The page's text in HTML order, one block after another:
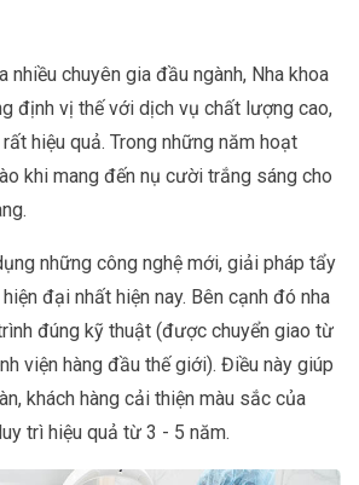
chuyên gia đầu ngành, Nha khoa
định vị thế với dịch vụ chất lượng cao,
hiệu quả. Trong những năm hoạt
khi mang đến nụ cười trắng sáng cho
những công nghệ mới, giải pháp tẩy
đại nhất hiện nay. Bên cạnh đó nha
đúng kỹ thuật (được chuyển giao từ
viện hàng đầu thế giới). Điều này giúp
khách hàng cải thiện màu sắc của
trì hiệu quả từ 3 - 5 năm.